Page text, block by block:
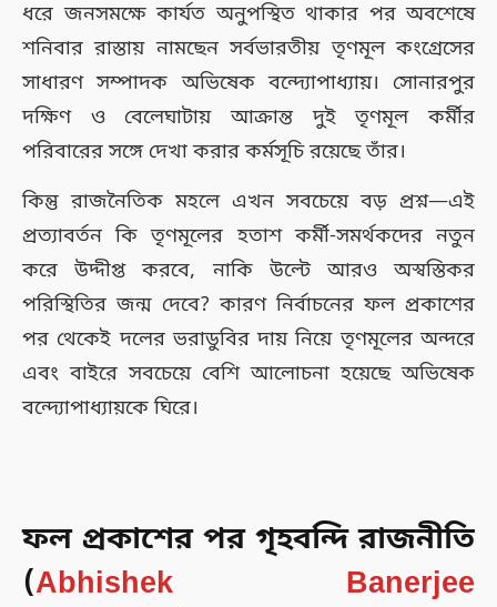
ধরে জনসমক্ষে কার্যত অনুপস্থিত থাকার পর অবশেষে
শনিবার রাস্তায় নামছেন সর্বভারতীয় তৃণমূল কংগ্রেসের
সাধারণ সম্পাদক অভিষেক বন্দ্যোপাধ্যায়। সোনারপুর
দক্ষিণ ও বেলেঘাটায় আক্রান্ত দুই তৃণমূল কর্মীর
পরিবারের সঙ্গে দেখা করার কর্মসূচি রয়েছে তাঁর।
কিন্তু রাজনৈতিক মহলে এখন সবচেয়ে বড় প্রশ্ন—এই
প্রত্যাবর্তন কি তৃণমূলের হতাশ কর্মী-সমর্থকদের নতুন
করে উদ্দীপ্ত করবে, নাকি উল্টে আরও অস্বস্তিকর
পরিস্থিতির জন্ম দেবে? কারণ নির্বাচনের ফল প্রকাশের
পর থেকেই দলের ভরাডুবির দায় নিয়ে তৃণমূলের অন্দরে
এবং বাইরে সবচেয়ে বেশি আলোচনা হয়েছে অভিষেক
বন্দ্যোপাধ্যায়কে ঘিরে।
ফল প্রকাশের পর গৃহবন্দি রাজনীতি
(Abhishek Banerjee